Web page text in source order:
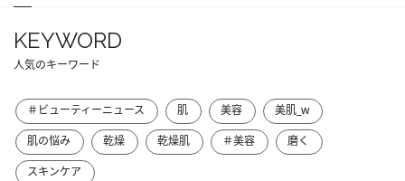
KEYWORD
人気のキーワード
＃ビューティーニュース 肌 美容
美肌_w
肌の悩み
乾燥 乾燥肌 ＃美容
磨く
スキンケア